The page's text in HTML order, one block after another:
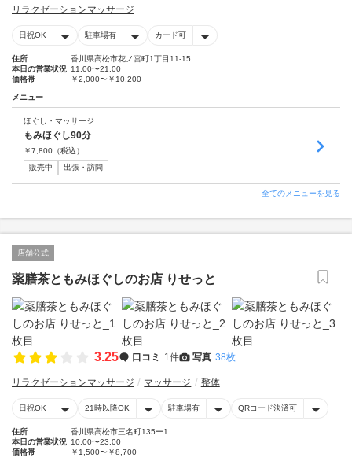
リラクゼーションマッサージ
日祝OK 駐車場有 カード可
住所
香川県高松市花ノ宮町1丁目11-15
本日の営業状況 11:00〜21:00
価格帯
￥2,000〜￥10,200
メニュー
ほぐし・マッサージ
もみほぐし90分
￥7,800 （税込）
販売中
出張・訪問
全てのメニューを見る
店舗公式
薬膳茶ともみほぐしのお店 りせっと
3.25 口コミ 1件 写真 38枚
リラクゼーションマッサージ マッサージ 整体
日祝OK 21時以降OK 駐車場有 QRコード決済可
住所
香川県高松市三名町135ー1
本日の営業状況 10:00〜23:00
価格帯
￥1,500〜￥8,700